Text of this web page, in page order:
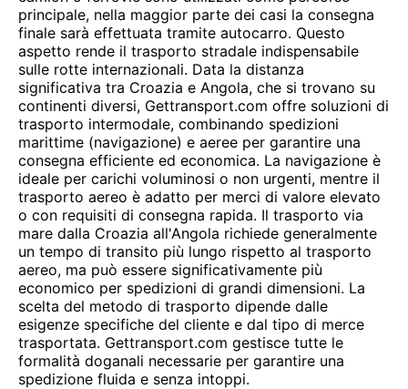
principale, nella maggior parte dei casi la consegna
finale sarà effettuata tramite autocarro. Questo
aspetto rende il trasporto stradale indispensabile
sulle rotte internazionali. Data la distanza
significativa tra Croazia e Angola, che si trovano su
continenti diversi, Gettransport.com offre soluzioni di
trasporto intermodale, combinando spedizioni
marittime (navigazione) e aeree per garantire una
consegna efficiente ed economica. La navigazione è
ideale per carichi voluminosi o non urgenti, mentre il
trasporto aereo è adatto per merci di valore elevato
o con requisiti di consegna rapida. Il trasporto via
mare dalla Croazia all'Angola richiede generalmente
un tempo di transito più lungo rispetto al trasporto
aereo, ma può essere significativamente più
economico per spedizioni di grandi dimensioni. La
scelta del metodo di trasporto dipende dalle
esigenze specifiche del cliente e dal tipo di merce
trasportata. Gettransport.com gestisce tutte le
formalità doganali necessarie per garantire una
spedizione fluida e senza intoppi.